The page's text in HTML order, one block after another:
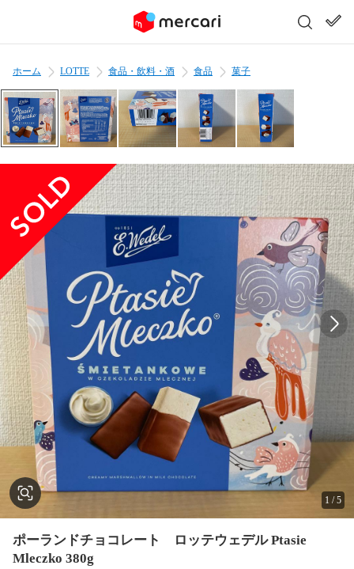
ホーム LOTTE 食品・飲料・酒 食品 菓子
1 /5
ポーランドチョコレート ロッテウェデル Ptasie
Mleczko 380g